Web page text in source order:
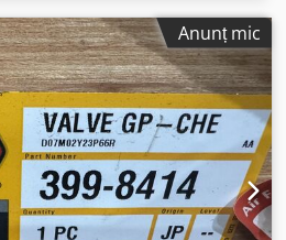
Anunț mic